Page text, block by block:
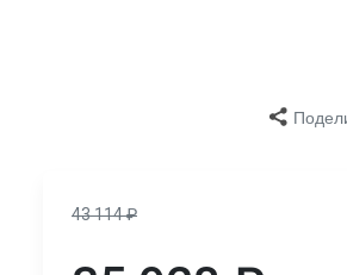
43 114₽